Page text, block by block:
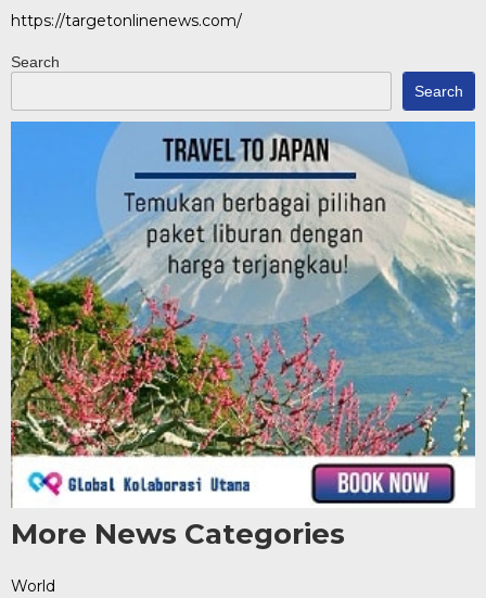
https://targetonlinenews.com/
Search
Search
More News Categories
World